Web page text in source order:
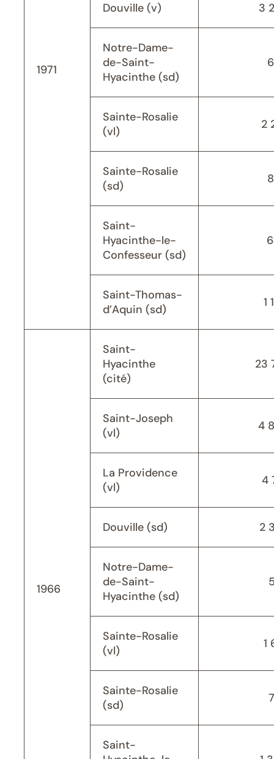
1971
Douville (v) 3
Notre-Dame-
de-Saint-
Hyacinthe (sd)
Sainte-Rosalie
(vl)
2
Sainte-Rosalie
(sd)
Saint-
Hyacinthe-le-
Confesseur (sd)
Saint-Thomas-
d’Aquin (sd)
1
1966
Saint-
Hyacinthe
(cité)
23
Saint-Joseph
(vl)
4
La Providence
(vl)
4
Douville (sd) 2
Notre-Dame-
de-Saint-
Hyacinthe (sd)
Sainte-Rosalie
(vl)
1
Sainte-Rosalie
(sd)
Saint-